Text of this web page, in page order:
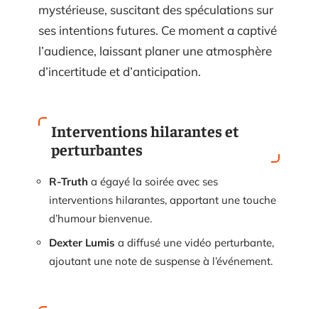
mystérieuse, suscitant des spéculations sur
ses intentions futures. Ce moment a captivé
l’audience, laissant planer une atmosphère
d’incertitude et d’anticipation.
Interventions hilarantes et
perturbantes
R-Truth a égayé la soirée avec ses
interventions hilarantes, apportant une touche
d’humour bienvenue.
Dexter Lumis a diffusé une vidéo perturbante,
ajoutant une note de suspense à l’événement.